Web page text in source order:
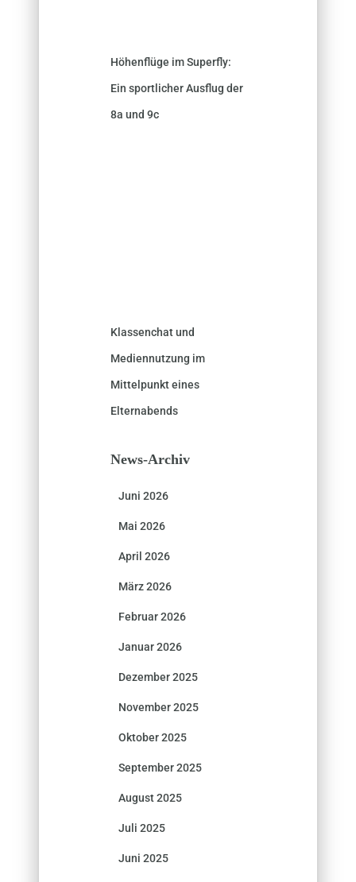
Höhenflüge im Superfly:
Ein sportlicher Ausflug der
8a und 9c
Klassenchat und
Mediennutzung im
Mittelpunkt eines
Elternabends
News-Archiv
Juni 2026
Mai 2026
April 2026
März 2026
Februar 2026
Januar 2026
Dezember 2025
November 2025
Oktober 2025
September 2025
August 2025
Juli 2025
Juni 2025